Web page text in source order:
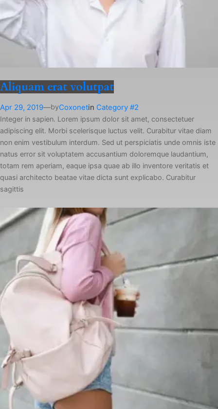
Aliquam erat volutpat
Apr 29, 2019—byCoxonetin Category #2
Integer in sapien. Lorem ipsum dolor sit amet, consectetuer
adipiscing elit. Morbi scelerisque luctus velit. Curabitur vitae diam
non enim vestibulum interdum. Sed ut perspiciatis unde omnis iste
natus error sit voluptatem accusantium doloremque laudantium,
totam rem aperiam, eaque ipsa quae ab illo inventore veritatis et
quasi architecto beatae vitae dicta sunt explicabo. Curabitur
sagittis